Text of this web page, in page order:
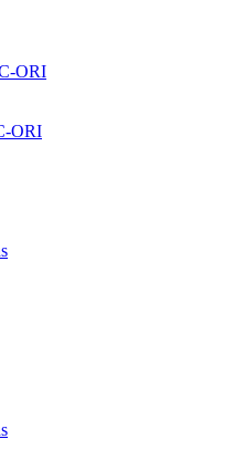
ORI
ORI